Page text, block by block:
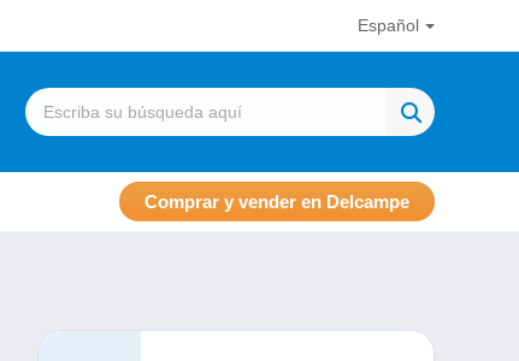
Español
Comprar y vender en Delcampe